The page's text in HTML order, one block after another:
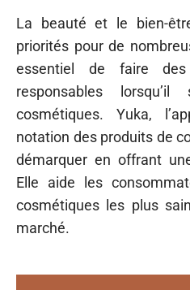
La beauté et le bien-
priorités pour de
essentiel de faire
responsables
cosmétiques. Yuka,
notation des produits de
démarquer en offrant
Elle aide les
cosmétiques les plus
marché.